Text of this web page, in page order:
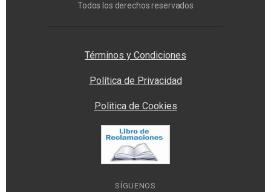
Todos los derechos reservados
Términos y Condiciones
Política de Privacidad
Politica de Cookies
SÍGUENOS